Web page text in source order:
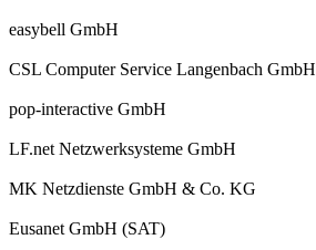
easybell GmbH
CSL Computer Service Langenbach GmbH
pop-interactive GmbH
LF.net Netzwerksysteme GmbH
MK Netzdienste GmbH & Co. KG
Eusanet GmbH (SAT)